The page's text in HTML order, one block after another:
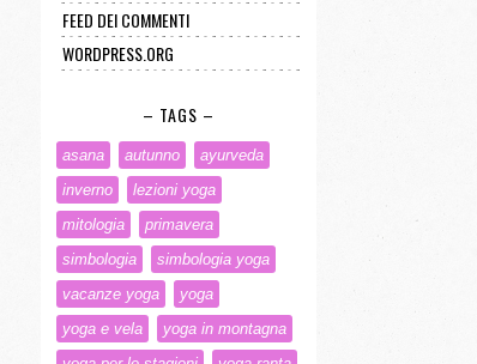
FEED DEI COMMENTI
WORDPRESS.ORG
– TAGS –
asana autunno
ayurveda
inverno
lezioni yoga
mitologia
primavera
simbologia
simbologia yoga
vacanze yoga
yoga
yoga e vela
yoga in montagna